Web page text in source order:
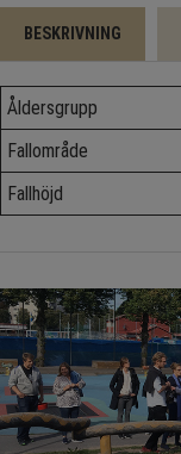
BESKRIVNING
Åldersgrupp
Fallområde
Fallhöjd